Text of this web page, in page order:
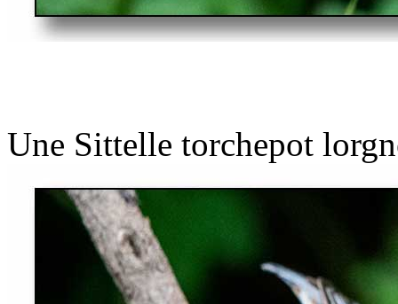
Une Sittelle torchepot